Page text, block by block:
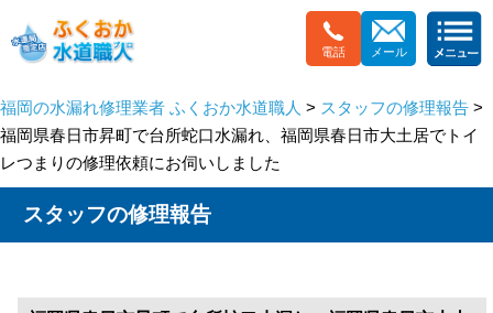
電話 メール
福岡の水漏れ修理業者 ふくおか水道職人 > スタッフの修理報告 >
福岡県春日市昇町で台所蛇口水漏れ、福岡県春日市大土居でトイ
レつまりの修理依頼にお伺いしました
スタッフの修理報告